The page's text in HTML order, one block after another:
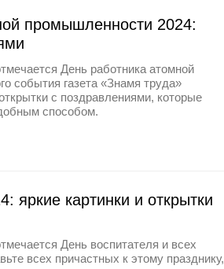
промышленности 2024:
День работника атомной
события газета «Знамя труда»
с поздравлениями, которые
способом.
яркие картинки и открытки
День воспитателя и всех
всех причастных к этому празднику,